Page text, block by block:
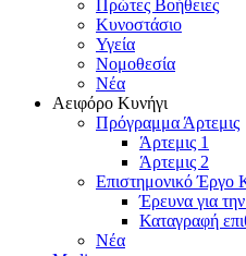
Πρώτες Βοήθειες
Κυνοστάσιο
Υγεία
Νομοθεσία
Νέα
Αειφόρο Κυνήγι
Πρόγραμμα Άρτεμις
Άρτεμις 1
Άρτεμις 2
Επιστημονικό
Έρευνα για
Καταγραφή
Νέα